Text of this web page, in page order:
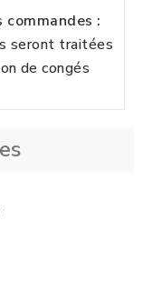
:
seront traitées
de congés